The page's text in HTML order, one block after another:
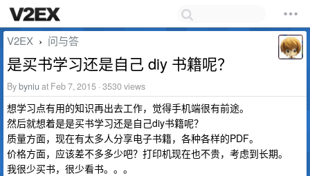
V2EX › 问与答
是买书学习还是自己 diy 书籍呢？
Bybyniu at Feb 7, 2015 · 3530 views
想学习点有用的知识再出去工作，觉得手机端很有前途。
然后就想着是是买书学习还是自己diy书籍呢？
质量方面，现在有太多人分享电子书籍，各种各样的PDF。
价格方面，应该差不多多少吧？打印机现在也不贵，考虑到长期。
我很少买书，很少看书。。。